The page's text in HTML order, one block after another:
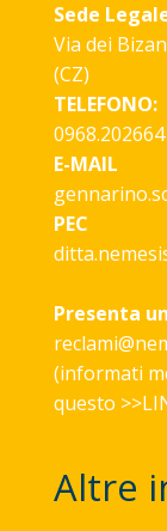
Sede
Via dei
(CZ)
TELEFONO:
0968.202664
E-MAIL
PEC
Presenta
(informati
questo >>
Altre